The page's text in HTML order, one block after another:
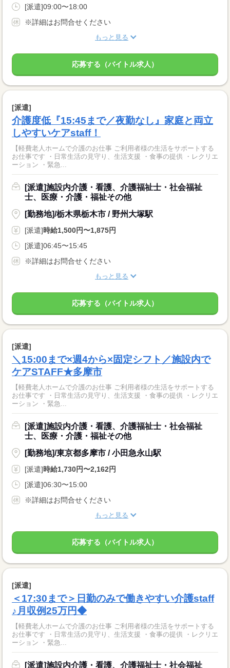
[派遣]09:00〜18:00
※詳細はお問合せください
もっと見る
応募する（バイトル求人）
[派遣]
介護度低『15:45まで／夜勤なし』家庭と両立
しやすいケアstaff！
【軽費老人ホームで介護のお仕事 ご利用者様の生活をサポートする
お仕事です ・日常生活の見守り、生活支援 ・食事の提供 ・レクリエ
ーション ・緊急...
[派遣]施設内介護・看護、介護福祉士・社会福祉
士、医療・介護・福祉その他
[勤務地]/栃木県栃木市 / 野州大塚駅
[派遣]時給1,500円〜1,875円
[派遣]06:45〜15:45
※詳細はお問合せください
もっと見る
応募する（バイトル求人）
[派遣]
＼15:00まで×週4から×固定シフト／施設内で
ケアSTAFF★多摩市
【軽費老人ホームで介護のお仕事 ご利用者様の生活をサポートする
お仕事です ・日常生活の見守り、生活支援 ・食事の提供 ・レクリエ
ーション ・緊急...
[派遣]施設内介護・看護、介護福祉士・社会福祉
士、医療・介護・福祉その他
[勤務地]/東京都多摩市 / 小田急永山駅
[派遣]時給1,730円〜2,162円
[派遣]06:30〜15:00
※詳細はお問合せください
もっと見る
応募する（バイトル求人）
[派遣]
＜17:30まで＞日勤のみで働きやすい介護staff
♪月収例25万円◆
【軽費老人ホームで介護のお仕事 ご利用者様の生活をサポートする
お仕事です ・日常生活の見守り、生活支援 ・食事の提供 ・レクリエ
ーション ・緊急...
[派遣]施設内介護・看護、介護福祉士・社会福祉